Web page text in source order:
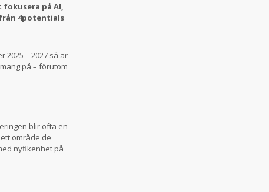
på AI,
4potentials
2025 – 2027 så är
på – förutom
blir ofta en
område de
nyfikenhet på